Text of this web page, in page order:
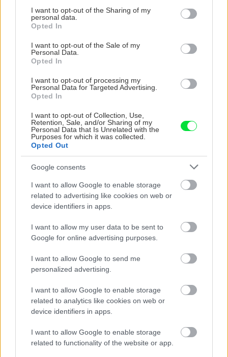
not limited to your visit or usage behaviour. You may click to
grant or deny consent to Google and its third-party tags to
use your data for below specified purposes in below Google
consent section.
I want to opt-out of the Sharing of my
personal data.
Opted In
I want to opt-out of the Sale of my
Personal Data.
Opted In
I want to opt-out of processing my
Personal Data for Targeted Advertising.
Opted In
I want to opt-out of Collection, Use,
Retention, Sale, and/or Sharing of my
Personal Data that Is Unrelated with the
Purposes for which it was collected.
Opted Out
Google consents
I want to allow Google to enable storage
related to advertising like cookies on web or
device identifiers in apps.
I want to allow my user data to be sent to
Google for online advertising purposes.
I want to allow Google to send me
personalized advertising.
I want to allow Google to enable storage
related to analytics like cookies on web or
device identifiers in apps.
I want to allow Google to enable storage
related to functionality of the website or app.
Vnútorné žalúzie sú v 40-stupňových horúčavách pasca:
Prečo z okna robia radiátor a ako to vyriešiť za pár eur?
Vnútorné žalúzie sú v 40-stupňových horúčavách pasca:
Prečo z okna robia radiátor a ako to vyriešiť za pár eur?
strany. Pravdepodobne pôjdeme do vonkajšieho
tienenia na spôsob markízy 250x150cm. Čínsky
predajcovia idú okolo 100 eur kus.
Nekupujte drahé lapače: Vyrobte si za 5 minút domácu
Bros sprej necaka kym osa vypije moje pivo. Zaroven
nasmrdi cele hniezdo a neostane tam nic zive. Vasa
pasca naucinke moc efektivne. Skor pritiahne slimaky
Viete, kedy použiť akú maltu? Spoznajte rozdiely, ktoré
vám ušetria čas v stavebninách aj pri práci
Ten článok mal takú výpovednú hodnotu ako učivo pre
3 ročník základnej školy. To fakt? AI alebo nejaka kniha
doba schnutia tak 15 minut , k tomu vodotesné s
kryštálikou. A rozdiel - schnutie a zretie. Nič?
vyrobíte pod 140 eur a je oveľa pohodlnejšie!
Žiadne čapovanie alebo zadlabávanie, všetko len na
čínske skrutky. Alternatíva slovenskej IKEI - čo sa týka
spracovaním, škoda. No lepšie než ten odpad z DTD
predávaný v Kauflande alebo Lídli.
ZÁHRADA
5 trvaliek s
panašovanými listami,
Trvalky, ktoré znesú
sucho a teplo? Tieto